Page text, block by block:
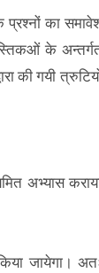
का
के
की गयी
अभ्यास
जायेगा।